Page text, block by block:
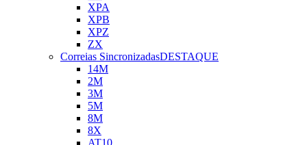
XPA
XPB
XPZ
ZX
Correias SincronizadasDESTAQUE
14M
2M
3M
5M
8M
8X
AT10